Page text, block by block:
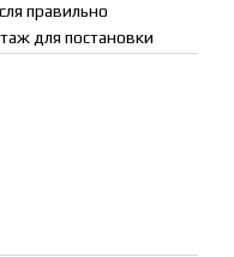
правильно
для постановки